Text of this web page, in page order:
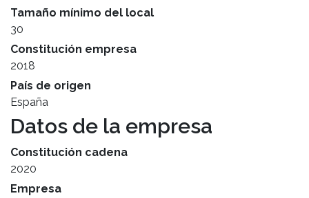
Tamaño mínimo del local
30
Constitución empresa
2018
País de origen
España
Datos de la empresa
Constitución cadena
2020
Empresa